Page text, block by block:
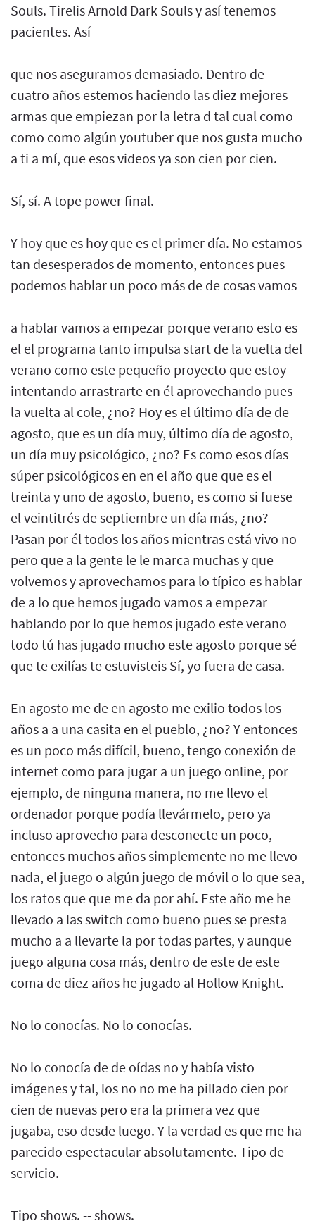
Souls. Tirelis Arnold Dark Souls y así tenemos
pacientes. Así
que nos aseguramos demasiado. Dentro de
cuatro años estemos haciendo las diez mejores
armas que empiezan por la letra d tal cual como
como como algún youtuber que nos gusta mucho
a ti a mí, que esos videos ya son cien por cien.
Sí, sí. A tope power final.
Y hoy que es hoy que es el primer día. No estamos
tan desesperados de momento, entonces pues
podemos hablar un poco más de de cosas vamos
a hablar vamos a empezar porque verano esto es
el el programa tanto impulsa start de la vuelta del
verano como este pequeño proyecto que estoy
intentando arrastrarte en él aprovechando pues
la vuelta al cole, ¿no? Hoy es el último día de de
agosto, que es un día muy, último día de agosto,
un día muy psicológico, ¿no? Es como esos días
súper psicológicos en en el año que que es el
treinta y uno de agosto, bueno, es como si fuese
el veintitrés de septiembre un día más, ¿no?
Pasan por él todos los años mientras está vivo no
pero que a la gente le le marca muchas y que
volvemos y aprovechamos para lo típico es hablar
de a lo que hemos jugado vamos a empezar
hablando por lo que hemos jugado este verano
todo tú has jugado mucho este agosto porque sé
que te exilías te estuvisteis Sí, yo fuera de casa.
En agosto me de en agosto me exilio todos los
años a a una casita en el pueblo, ¿no? Y entonces
es un poco más difícil, bueno, tengo conexión de
internet como para jugar a un juego online, por
ejemplo, de ninguna manera, no me llevo el
ordenador porque podía llevármelo, pero ya
incluso aprovecho para desconecte un poco,
entonces muchos años simplemente no me llevo
nada, el juego o algún juego de móvil o lo que sea,
los ratos que que me da por ahí. Este año me he
llevado a las switch como bueno pues se presta
mucho a a llevarte la por todas partes, y aunque
juego alguna cosa más, dentro de este de este
coma de diez años he jugado al Hollow Knight.
No lo conocías. No lo conocías.
No lo conocía de de oídas no y había visto
imágenes y tal, los no no me ha pillado cien por
cien de nuevas pero era la primera vez que
jugaba, eso desde luego. Y la verdad es que me ha
parecido espectacular absolutamente. Tipo de
servicio.
Tipo shows. -- shows.